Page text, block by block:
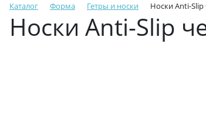
Каталог Форма Гетры и носки Носки Anti-
Носки Anti-Slip